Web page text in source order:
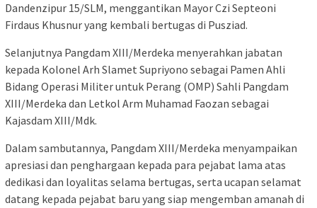
Dandenzipur 15/SLM, menggantikan Mayor Czi Septeoni
Firdaus Khusnur yang kembali bertugas di Pusziad.
Selanjutnya Pangdam XIII/Merdeka menyerahkan jabatan
kepada Kolonel Arh Slamet Supriyono sebagai Pamen Ahli
Bidang Operasi Militer untuk Perang (OMP) Sahli Pangdam
XIII/Merdeka dan Letkol Arm Muhamad Faozan sebagai
Kajasdam XIII/Mdk.
Dalam sambutannya, Pangdam XIII/Merdeka menyampaikan
apresiasi dan penghargaan kepada para pejabat lama atas
dedikasi dan loyalitas selama bertugas, serta ucapan selamat
datang kepada pejabat baru yang siap mengemban amanah di